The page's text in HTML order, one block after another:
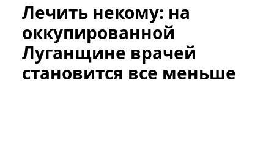
Лечить некому: на
оккупированной
Луганщине врачей
становится все меньше